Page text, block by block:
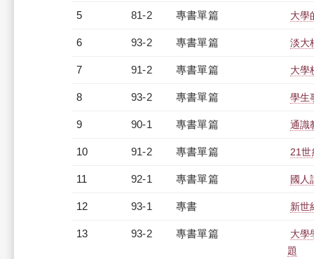
5 81-2 專書單篇 大學
6 93-2 專書單篇 淡大
7 91-2 專書單篇 大學
8 93-2 專書單篇 學生
9 90-1 專書單篇 通識
10 91-2 專書單篇 21世
11 92-1 專書單篇 國人
12 93-1 專書 新世
13 93-2 專書單篇
大學
題